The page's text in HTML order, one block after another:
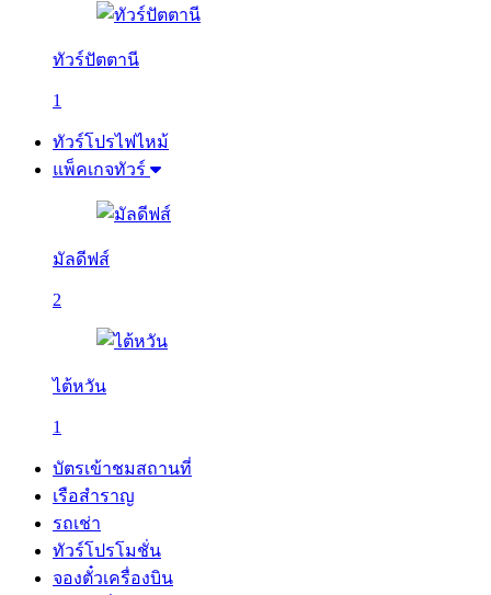
ทัวร์ปัตตานี
1
ทัวร์โปรไฟไหม้
แพ็คเกจทัวร์
มัลดีฟส์
2
ไต้หวัน
1
บัตรเข้าชมสถานที่
เรือสำราญ
รถเช่า
ทัวร์โปรโมชั่น
จองตั๋วเครื่องบิน